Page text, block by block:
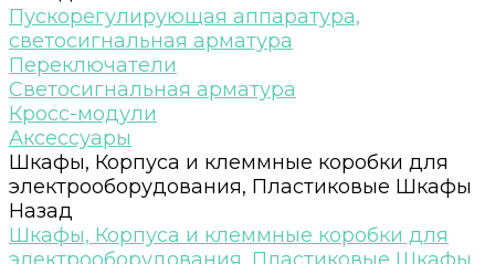
Пускорегулирующая аппаратура,
светосигнальная арматура
Переключатели
Светосигнальная арматура
Кросс-модули
Аксессуары
Шкафы, Корпуса и клеммные коробки для
электрооборудования, Пластиковые Шкафы
Назад
Шкафы, Корпуса и клеммные коробки для